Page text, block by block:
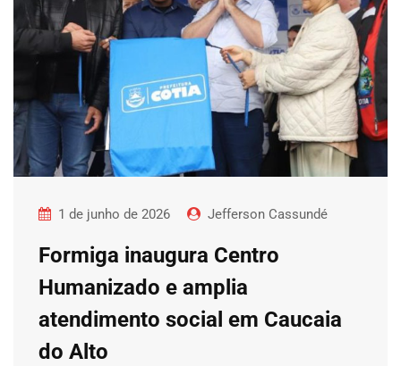
1 de junho de 2026 Jefferson Cassundé
Formiga inaugura Centro
Humanizado e amplia
atendimento social em Caucaia
do Alto